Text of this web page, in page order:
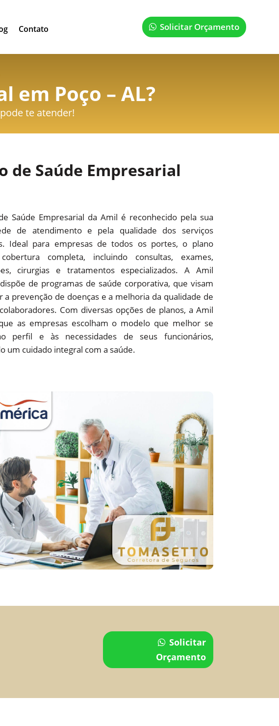
Contato Solicitar Orçamento
em Poço – AL?
te atender!
de Saúde Empresarial
Saúde Empresarial da Amil é reconhecido pela sua
de atendimento e pela qualidade dos serviços
Ideal para empresas de todos os portes, o plano
completa, incluindo consultas, exames,
cirurgias e tratamentos especializados. A Amil
de programas de saúde corporativa, que visam
a prevenção de doenças e a melhoria da qualidade de
Com diversas opções de planos, a Amil
as empresas escolham o modelo que melhor se
perfil e às necessidades de seus funcionários,
um cuidado integral com a saúde.
Solicitar
Orçamento